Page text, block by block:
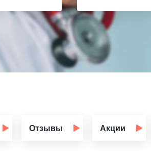
Отзывы Акции